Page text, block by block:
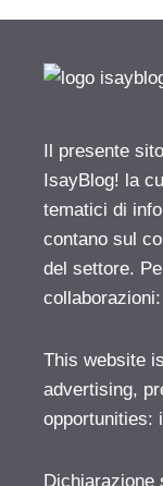
Il presente
IsayBlog! la
tematici di
contano sul
del settore.
collaborazioni:
This website
advertising,
opportunities: